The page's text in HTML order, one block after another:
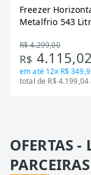
Freezer
Metalfrio 543
Tecnologia
Bivolt
R$ 4.299,00
R$
em até 12x R$
total de R$
OFERTAS -
PARCEIRAS